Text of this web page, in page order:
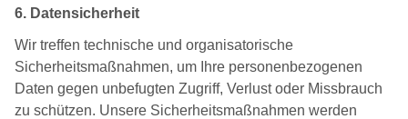
6. Datensicherheit
Wir treffen technische und organisatorische
Sicherheitsmaßnahmen, um Ihre personenbezogenen
Daten gegen unbefugten Zugriff, Verlust oder Missbrauch
zu schützen. Unsere Sicherheitsmaßnahmen werden